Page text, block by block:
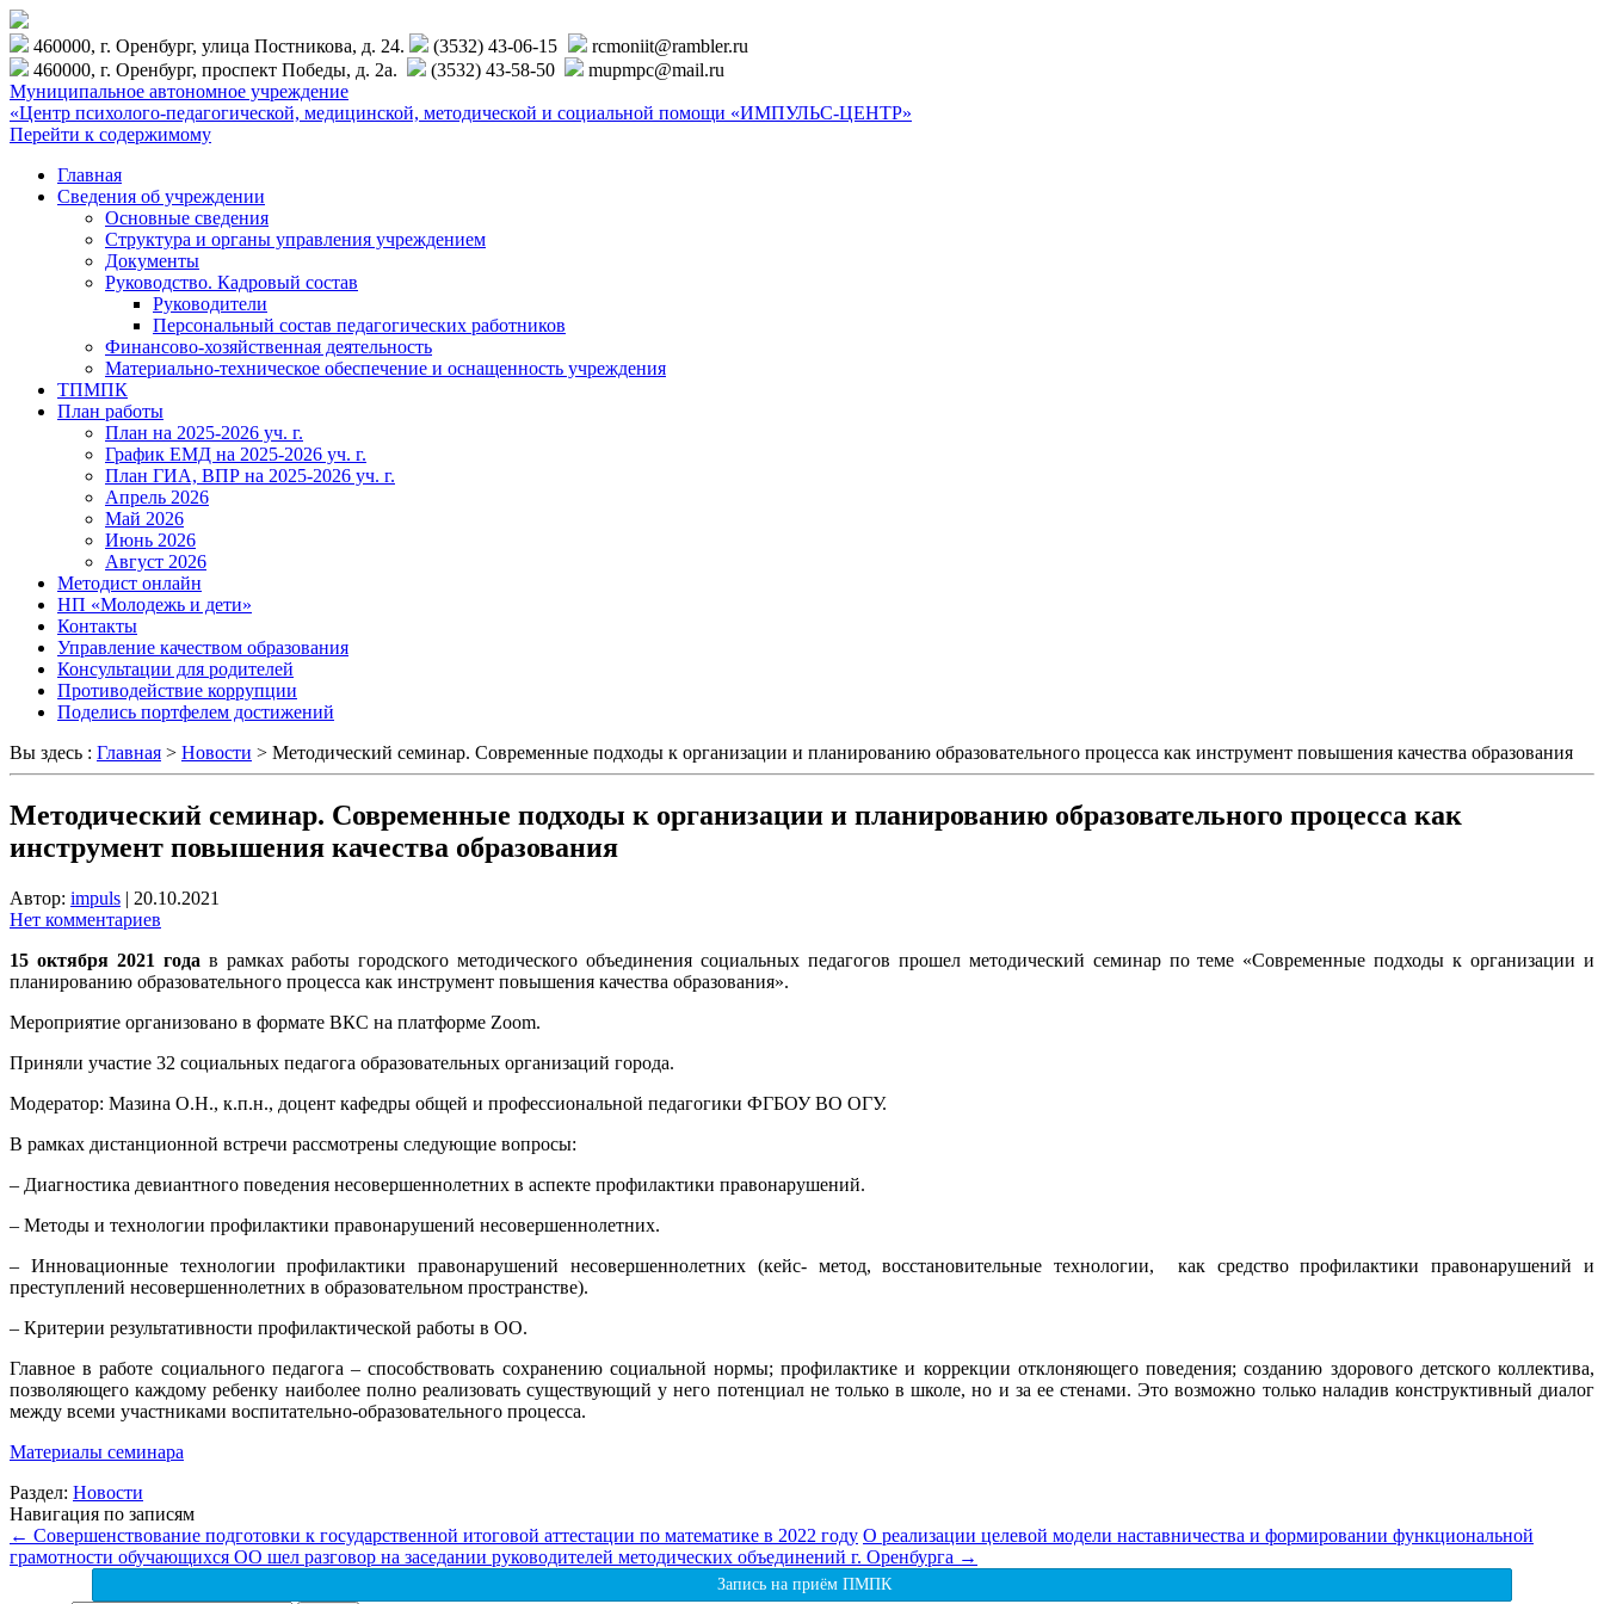
460000, г. Оренбург, улица Постникова, д. 24. (3532) 43-06-15
rcmoniit@rambler.ru
460000, г. Оренбург, проспект Победы, д. 2а.
(3532) 43-58-50
mupmpc@mail.ru
Муниципальное автономное учреждение
«Центр психолого-педагогической, медицинской, методической и социальной помощи «ИМПУЛЬС-ЦЕНТР»
Перейти к содержимому
Главная
Сведения об учреждении
Основные сведения
Структура и органы управления учреждением
Документы
Руководство. Кадровый состав
Руководители
Персональный состав педагогических работников
Финансово-хозяйственная деятельность
Материально-техническое обеспечение и оснащенность учреждения
ТПМПК
План работы
План на 2025-2026 уч. г.
График ЕМД на 2025-2026 уч. г.
План ГИА, ВПР на 2025-2026 уч. г.
Апрель 2026
Май 2026
Июнь 2026
Август 2026
Методист онлайн
НП «Молодежь и дети»
Контакты
Управление качеством образования
Консультации для родителей
Противодействие коррупции
Поделись портфелем достижений
Вы здесь : Главная > Новости > Методический семинар. Современные подходы к организации и планированию образовательного процесса как инструмент повышения качества образования
Методический семинар. Современные подходы к организации и планированию образовательного процесса как
инструмент повышения качества образования
Автор: impuls | 20.10.2021
Нет комментариев
15 октября 2021 года в рамках работы городского методического объединения социальных педагогов прошел методический семинар по теме «Современные подходы к организации и
планированию образовательного процесса как инструмент повышения качества образования».
Мероприятие организовано в формате ВКС на платформе Zoom.
Приняли участие 32 социальных педагога образовательных организаций города.
Модератор: Мазина О.Н., к.п.н., доцент кафедры общей и профессиональной педагогики ФГБОУ ВО ОГУ.
В рамках дистанционной встречи рассмотрены следующие вопросы:
– Диагностика девиантного поведения несовершеннолетних в аспекте профилактики правонарушений.
– Методы и технологии профилактики правонарушений несовершеннолетних.
– Инновационные технологии профилактики правонарушений несовершеннолетних (кейс- метод, восстановительные технологии, как средство профилактики правонарушений и
преступлений несовершеннолетних в образовательном пространстве).
– Критерии результативности профилактической работы в ОО.
Главное в работе социального педагога – способствовать сохранению социальной нормы; профилактике и коррекции отклоняющего поведения; созданию здорового детского коллектива,
позволяющего каждому ребенку наиболее полно реализовать существующий у него потенциал не только в школе, но и за ее стенами. Это возможно только наладив конструктивный диалог
между всеми участниками воспитательно-образовательного процесса.
Материалы семинара
Раздел: Новости
Навигация по записям
← Совершенствование подготовки к государственной итоговой аттестации по математике в 2022 году О реализации целевой модели наставничества и формировании функциональной
грамотности обучающихся ОО шел разговор на заседании руководителей методических объединений г. Оренбурга →
Запись на приём ПМПК